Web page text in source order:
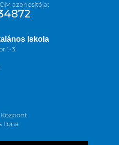
azonosítója:
Iskola
1-3.
Ilona